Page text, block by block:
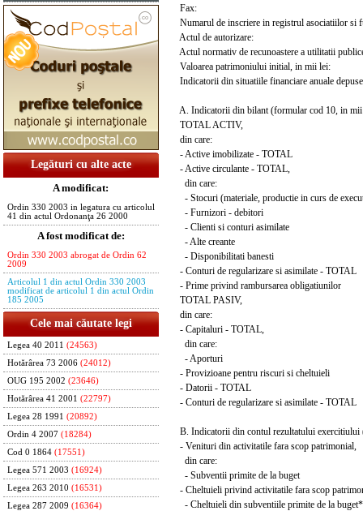
Legături cu alte acte
A modificat:
Ordin 330 2003 in legatura cu articolul
41 din actul Ordonanţa 26 2000
A fost modificat de:
Ordin 330 2003 abrogat de Ordin 62
2009
Articolul 1 din actul Ordin 330 2003
modificat de articolul 1 din actul Ordin
185 2005
Cele mai căutate legi
Legea 40 2011 (24563)
Hotărârea 73 2006 (24012)
OUG 195 2002 (23646)
Hotărârea 41 2001 (22797)
Legea 28 1991 (20892)
Ordin 4 2007 (18284)
Cod 0 1864 (17551)
Legea 571 2003 (16924)
Legea 263 2010 (16531)
Legea 287 2009 (16364)
Fax:
Numarul de inscriere in registrul asociatiilor si
Actul de autorizare:
Actul normativ de recunoastere a utilitatii
Valoarea patrimoniului initial, in mii lei:
Indicatorii din situatiile financiare anuale
A. Indicatorii din bilant (formular cod 10, in
TOTAL ACTIV,
din care:
- Active imobilizate - TOTAL
- Active circulante - TOTAL,
din care:
- Stocuri (materiale, productie in curs de
- Furnizori - debitori
- Clienti si conturi asimilate
- Alte creante
- Disponibilitati banesti
- Conturi de regularizare si asimilate - TOTAL
- Prime privind rambursarea obligatiunilor
TOTAL PASIV,
din care:
- Capitaluri - TOTAL,
din care:
- Aporturi
- Provizioane pentru riscuri si cheltuieli
- Datorii - TOTAL
- Conturi de regularizare si asimilate - TOTAL
B. Indicatorii din contul rezultatului
- Venituri din activitatile fara scop patrimonial,
din care:
- Subventii primite de la buget
- Cheltuieli privind activitatile fara scop
- Cheltuieli din subventiile primite de la